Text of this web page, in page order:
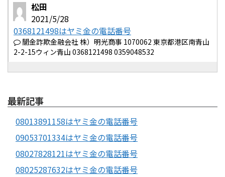
松田
2021/5/28
0368121498はヤミ金の電話番号
闇金詐欺金融会社 株）明光商事 1070062 東京都港区南青山
2-2-15ウィン青山 0368121498 0359048532
最新記事
08013891158はヤミ金の電話番号
09053701334はヤミ金の電話番号
08027828121はヤミ金の電話番号
08025287632はヤミ金の電話番号